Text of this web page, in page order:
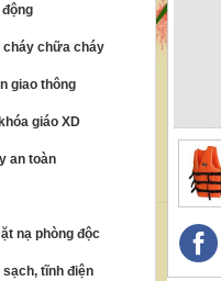
động
cháy chữa cháy
giao thông
giáo XD
an toàn
nạ phòng độc
sạch, tĩnh điện